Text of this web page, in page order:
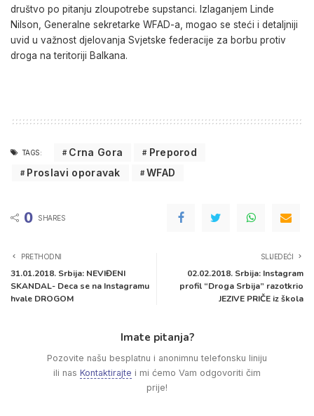
društvo po pitanju zloupotrebe supstanci. Izlaganjem Linde
Nilson, Generalne sekretarke WFAD-a, mogao se steći i detaljniji
uvid u važnost djelovanja Svjetske federacije za borbu protiv
droga na teritoriji Balkana.
TAGS: Crna Gora
Preporod
Proslavi oporavak
WFAD
0 SHARES
PRETHODNI
31.01.2018. Srbija: NEVIĐENI
SKANDAL- Deca se na Instagramu
hvale DROGOM
SLIJEDEĆI
02.02.2018. Srbija: Instagram
profil “Droga Srbija” razotkrio
JEZIVE PRIČE iz škola
Imate pitanja?
Pozovite našu besplatnu i anonimnu telefonsku liniju
ili nas Kontaktirajte i mi ćemo Vam odgovoriti čim
prije!